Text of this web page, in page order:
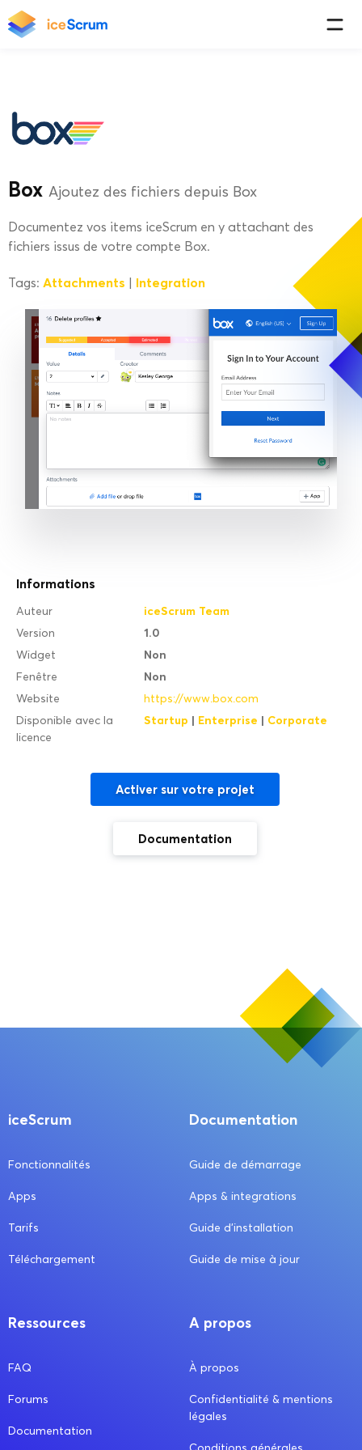
Box Ajoutez des fichiers depuis Box
Documentez vos items iceScrum en y attachant des
fichiers issus de votre compte Box.
Tags: Attachments | Integration
Informations
Auteur iceScrum Team
Version 1.0
Widget Non
Fenêtre Non
Website
https://www.box.com
Disponible avec la
licence
Startup | Enterprise | Corporate
Activer sur votre projet
Documentation
iceScrum
Fonctionnalités
Apps
Tarifs
Téléchargement
Documentation
Guide de démarrage
Apps & integrations
Guide d’installation
Guide de mise à jour
Ressources
FAQ
Forums
Documentation
A propos
À propos
Confidentialité & mentions
légales